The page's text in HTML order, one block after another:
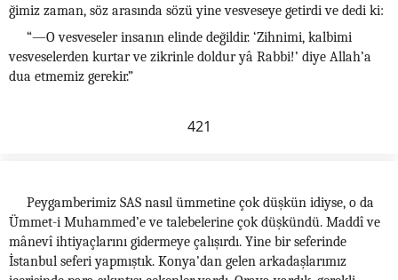
ğimiz zaman, söz arasında sözü yine vesveseye getirdi ve dedi ki:
“—O vesveseler insanın elinde değildir. ‘Zihnimi, kalbimi
vesveselerden kurtar ve zikrinle doldur yâ Rabbi!’ diye Allah’a
dua etmemiz gerekir.”
421
Peygamberimiz SAS nasıl ümmetine çok düşkün idiyse, o da
Ümmet-i Muhammed’e ve talebelerine çok düşkündü. Maddî ve
mânevî ihtiyaçlarını gidermeye çalışırdı. Yine bir seferinde
İstanbul seferi yapmıştık. Konya’dan gelen arkadaşlarımız